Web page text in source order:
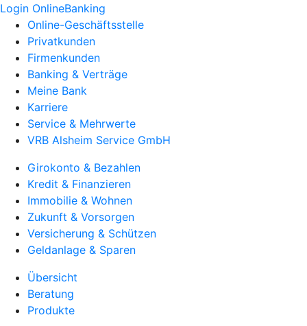
Login OnlineBanking
Online-Geschäftsstelle
Privatkunden
Firmenkunden
Banking & Verträge
Meine Bank
Karriere
Service & Mehrwerte
VRB Alsheim Service GmbH
Girokonto & Bezahlen
Kredit & Finanzieren
Immobilie & Wohnen
Zukunft & Vorsorgen
Versicherung & Schützen
Geldanlage & Sparen
Übersicht
Beratung
Produkte